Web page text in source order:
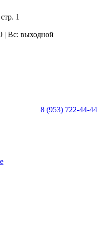
1
| Вс: выходной
8 (953) 722-44-44